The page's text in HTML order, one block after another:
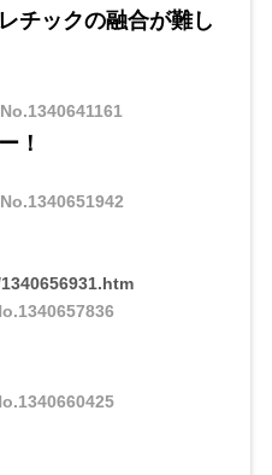
チックの融合が難し
No.1340641161
！
No.1340651942